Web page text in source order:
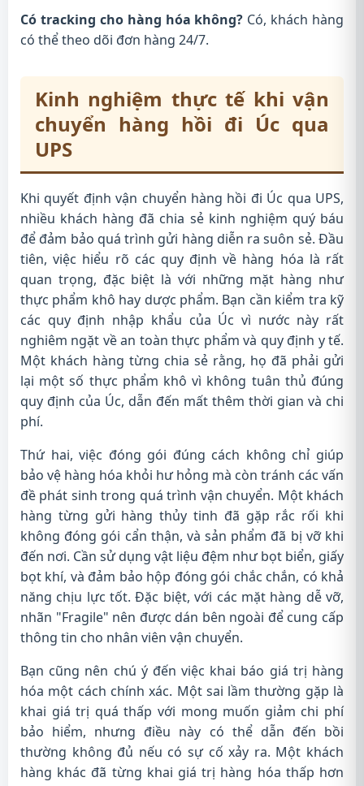
Có tracking cho hàng hóa không? Có, khách hàng
có thể theo dõi đơn hàng 24/7.
Kinh nghiệm thực tế khi vận
chuyển hàng hồi đi Úc qua
UPS
Khi quyết định vận chuyển hàng hồi đi Úc qua UPS,
nhiều khách hàng đã chia sẻ kinh nghiệm quý báu
để đảm bảo quá trình gửi hàng diễn ra suôn sẻ. Đầu
tiên, việc hiểu rõ các quy định về hàng hóa là rất
quan trọng, đặc biệt là với những mặt hàng như
thực phẩm khô hay dược phẩm. Bạn cần kiểm tra kỹ
các quy định nhập khẩu của Úc vì nước này rất
nghiêm ngặt về an toàn thực phẩm và quy định y tế.
Một khách hàng từng chia sẻ rằng, họ đã phải gửi
lại một số thực phẩm khô vì không tuân thủ đúng
quy định của Úc, dẫn đến mất thêm thời gian và chi
phí.
Thứ hai, việc đóng gói đúng cách không chỉ giúp
bảo vệ hàng hóa khỏi hư hỏng mà còn tránh các vấn
đề phát sinh trong quá trình vận chuyển. Một khách
hàng từng gửi hàng thủy tinh đã gặp rắc rối khi
không đóng gói cẩn thận, và sản phẩm đã bị vỡ khi
đến nơi. Cần sử dụng vật liệu đệm như bọt biển, giấy
bọt khí, và đảm bảo hộp đóng gói chắc chắn, có khả
năng chịu lực tốt. Đặc biệt, với các mặt hàng dễ vỡ,
nhãn "Fragile" nên được dán bên ngoài để cung cấp
thông tin cho nhân viên vận chuyển.
Bạn cũng nên chú ý đến việc khai báo giá trị hàng
hóa một cách chính xác. Một sai lầm thường gặp là
khai giá trị quá thấp với mong muốn giảm chi phí
bảo hiểm, nhưng điều này có thể dẫn đến bồi
thường không đủ nếu có sự cố xảy ra. Một khách
hàng khác đã từng khai giá trị hàng hóa thấp hơn